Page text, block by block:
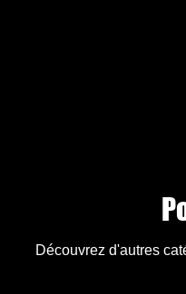
Découvrez d'autres